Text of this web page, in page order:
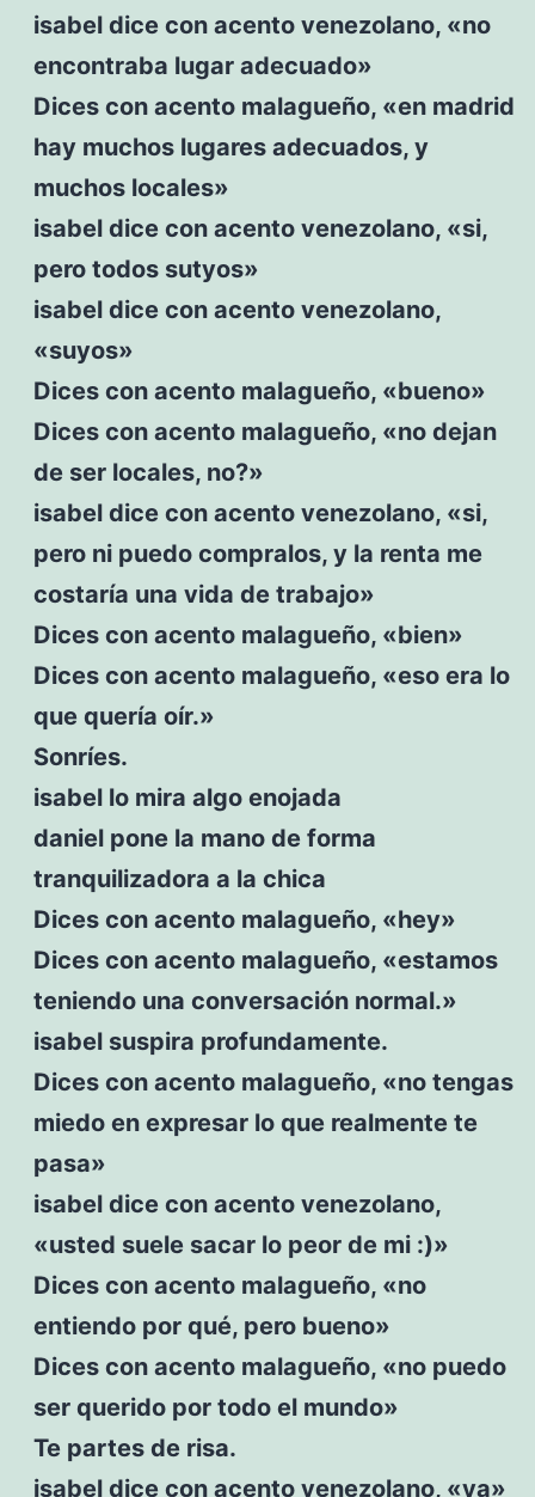
isabel dice con acento venezolano, «no
encontraba lugar adecuado»
Dices con acento malagueño, «en madrid
hay muchos lugares adecuados, y
muchos locales»
isabel dice con acento venezolano, «si,
pero todos sutyos»
isabel dice con acento venezolano,
«suyos»
Dices con acento malagueño, «bueno»
Dices con acento malagueño, «no dejan
de ser locales, no?»
isabel dice con acento venezolano, «si,
pero ni puedo compralos, y la renta me
costaría una vida de trabajo»
Dices con acento malagueño, «bien»
Dices con acento malagueño, «eso era lo
que quería oír.»
Sonríes.
isabel lo mira algo enojada
daniel pone la mano de forma
tranquilizadora a la chica
Dices con acento malagueño, «hey»
Dices con acento malagueño, «estamos
teniendo una conversación normal.»
isabel suspira profundamente.
Dices con acento malagueño, «no tengas
miedo en expresar lo que realmente te
pasa»
isabel dice con acento venezolano,
«usted suele sacar lo peor de mi :)»
Dices con acento malagueño, «no
entiendo por qué, pero bueno»
Dices con acento malagueño, «no puedo
ser querido por todo el mundo»
Te partes de risa.
isabel dice con acento venezolano, «ya»